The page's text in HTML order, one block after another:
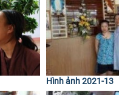
Hình ảnh 2021-13